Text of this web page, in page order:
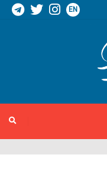
EN